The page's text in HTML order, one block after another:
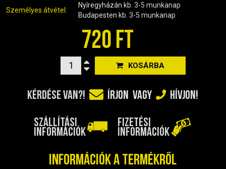
KIEGÉSZÍTŐK
KIPUFOGÓK ÉS TARTOZÉKAIK
KXD QUAD ÉS DIRT BIKE ALKATRÉSZEK
LÁNCKEREKEK, LÁNCOK
MOTORBLOKK ÉS ALKATRÉSZEI
SZERSZÁMOK
RUHÁZAT, VÉDŐFELSZERELÉSEK
SZŰRŐK ÉS TARTOZÉKAIK
Személyes átvétel:
Nyíregyházán kb. 3-5 munkanap
Budapesten kb. 3-5 munkanap
720 FT
KOSÁRBA
KÉRDÉSE VAN?! ÍRJON VAGY HÍVJON!
SZÁLLÍTÁSI
INFORMÁCIÓK
FIZETÉSI
INFORMÁCIÓK
Információk a termékről